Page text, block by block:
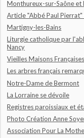
Monthureux-sur-Saône et
Article "Abbé Paul
Martigny-les-Bains
Liturgie catholique par
Nancy
Vieilles Maisons Françaises
Les arbres français
Notre-Dame de Bermont
La Lorraine se dévoile
Registres paroissiaux et
Photo Création Anne
Association Pour La Mothe